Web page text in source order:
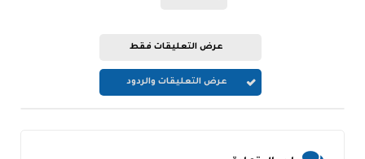
عرض التعليقات فقط
عرض التعليقات والردود